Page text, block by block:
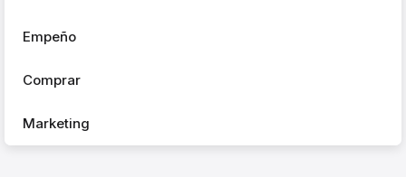
Empeño
Comprar
Marketing